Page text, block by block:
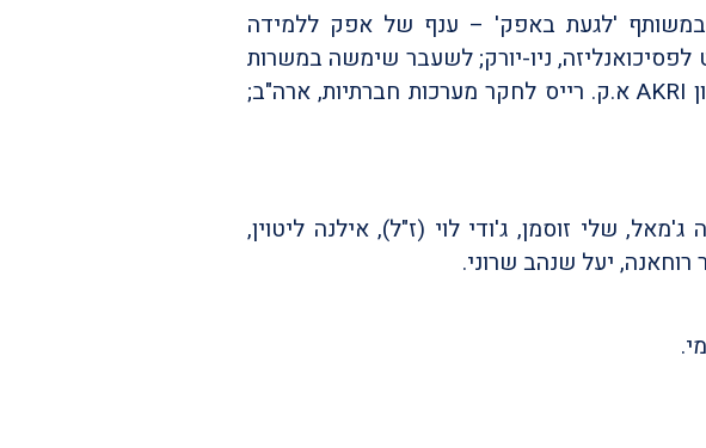
במשותף 'לגעת באפק' – ענף של אפק ללמידה
לפסיכואנליזה, ניו-יורק; לשעבר שימשה במשרות
בכירות בתחום הפרסום והשיווק, בתל-אביב, לונדון וניו-יורק; חברה במכון AKRI א.ק. רייס לחקר מערכות חברתיות, ארה"ב;
שלי זוסמן, ג'ודי לוי (ז"ל), אילנה ליטוין,
יעל שנהב שרוני.